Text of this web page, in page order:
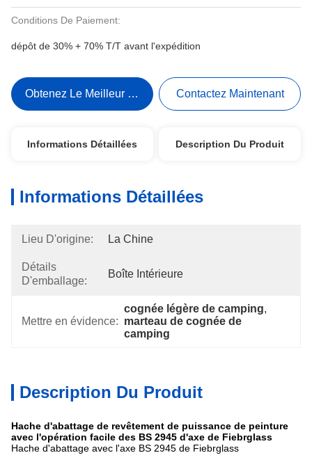
Conditions De Paiement:
dépôt de 30% + 70% T/T avant l'expédition
Obtenez Le Meilleur Prix Contactez Maintenant
Informations Détaillées Description Du Produit
Informations Détaillées
Lieu D'origine: La Chine
Détails
D'emballage:
Boîte Intérieure
Mettre en évidence:
cognée légère de camping,
marteau de cognée de
camping
Description Du Produit
Hache d'abattage de revêtement de puissance de peinture
avec l'opération facile des BS 2945 d'axe de Fiebrglass
Hache d'abattage avec l'axe BS 2945 de Fiebrglass